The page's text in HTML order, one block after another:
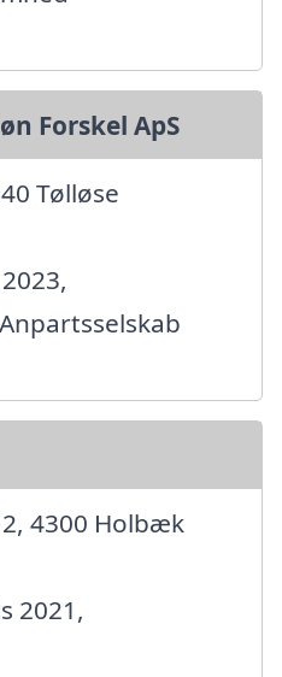
Forskel ApS
Tølløse
4300 Holbæk
2021,